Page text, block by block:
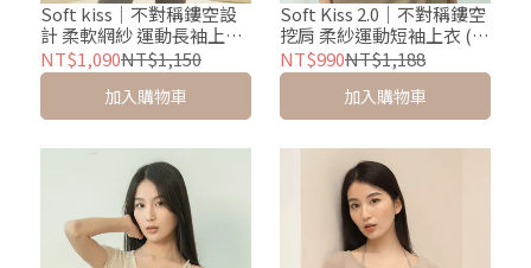
Soft kiss｜不對稱鏤空設
計 柔軟網紗 運動長袖上衣
(含胸墊BRA TEE) - 寶寶藍
NT$1,090NT$1,150
加入購物車
Soft Kiss 2.0｜不對稱鏤空
挖肩 柔紗運動短袖上衣 (含
胸墊BRA TEE) - 夜幕黑
NT$990NT$1,188
加入購物車